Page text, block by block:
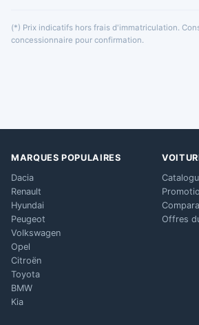
(*) Prix indicatifs hors frais d'immatriculation.
concessionnaire pour confirmation.
MARQUES POPULAIRES
Dacia
Renault
Hyundai
Peugeot
Volkswagen
Opel
Citroën
Toyota
BMW
Kia
Offres